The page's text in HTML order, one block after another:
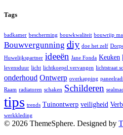
Tags
badkamer bescherming bouwkwaliteit bouwrijp
Bouwvergunning diy doe het zelf
Huwelijkspartner ideeën Jane Fonda Keuken
levensduur licht lichtkoepel vervangen lichtstraat
onderhoud Ontwerp overkapping
Raam radiatoren schaken Schilderen
tips trends Tuinontwerp veiligheid
werkkleding
© 2026 ThemeSphere. Designed by